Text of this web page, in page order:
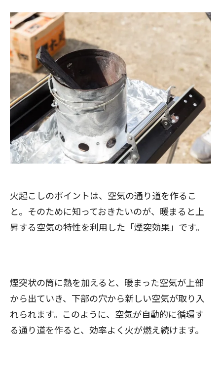
火起こしのポイントは、空気の通り道を作るこ
と。そのために知っておきたいのが、暖まると上
昇する空気の特性を利用した「煙突効果」です。
煙突状の筒に熱を加えると、暖まった空気が上部
から出ていき、下部の穴から新しい空気が取り入
れられます。このように、空気が自動的に循環す
る通り道を作ると、効率よく火が燃え続けます。